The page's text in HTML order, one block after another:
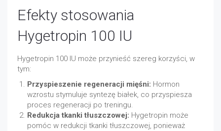
Efekty stosowania
Hygetropin 100 IU
Hygetropin 100 IU może przynieść szereg korzyści, w
tym:
Przyspieszenie regeneracji mięśni: Hormon
wzrostu stymuluje syntezę białek, co przyspiesza
proces regeneracji po treningu.
Redukcja tkanki tłuszczowej: Hygetropin może
pomóc w redukcji tkanki tłuszczowej, ponieważ